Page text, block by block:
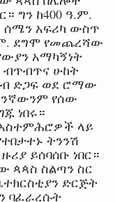
ግን ከ400 ዓ.ም.
ሰሜን አፍሪካ ውስጥ
ደግሞ የመጨረሻው
አማካኝነት
ብጥብጥና ሁከት
ድጋፍ ወደ ሮማው
የሰው
ነበሩ።
አስተምሕሮዎች ላይ
ትንንሽ
ይሰባሰቡ ነበር።
ጳጳስ ስልጣን ስር
ድርጅት
ባፈራረሱት